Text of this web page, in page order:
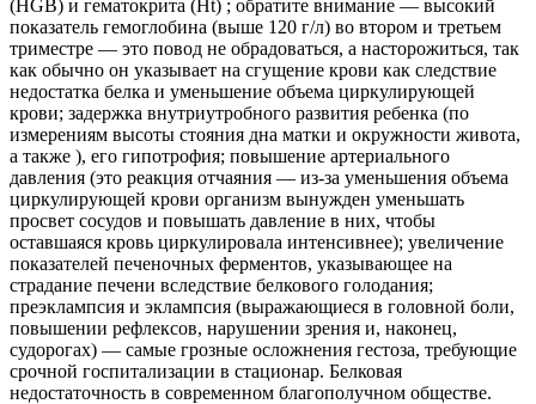
(HGB) и гематокрита (Ht) ; обратите внимание — высокий
показатель гемоглобина (выше 120 г/л) во втором и третьем
триместре — это повод не обрадоваться, а насторожиться, так
как обычно он указывает на сгущение крови как следствие
недостатка белка и уменьшение объема циркулирующей
крови; задержка внутриутробного развития ребенка (по
измерениям высоты стояния дна матки и окружности живота,
а также ), его гипотрофия; повышение артериального
давления (это реакция отчаяния — из-за уменьшения объема
циркулирующей крови организм вынужден уменьшать
просвет сосудов и повышать давление в них, чтобы
оставшаяся кровь циркулировала интенсивнее); увеличение
показателей печеночных ферментов, указывающее на
страдание печени вследствие белкового голодания;
преэклампсия и эклампсия (выражающиеся в головной боли,
повышении рефлексов, нарушении зрения и, наконец,
судорогах) — самые грозные осложнения гестоза, требующие
срочной госпитализации в стационар. Белковая
недостаточность в современном благополучном обществе.